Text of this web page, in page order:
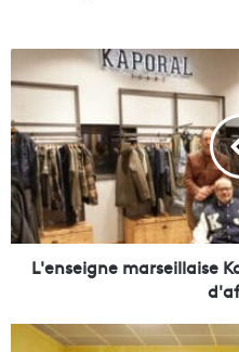
'
n
s
e
i
g
n
L'enseigne marseillaise